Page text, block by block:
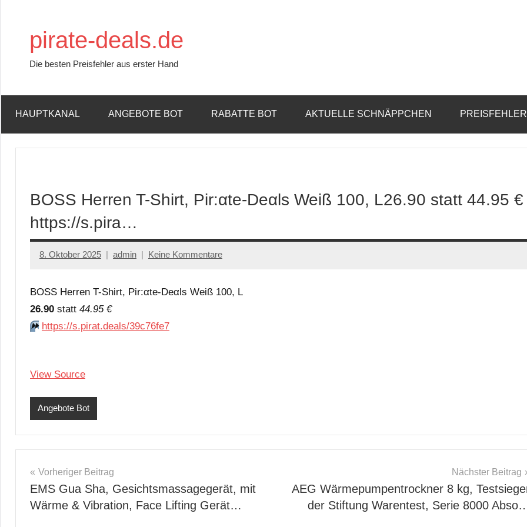
springenpirate-deals.de
Die besten Preisfehler aus erster Hand
HAUPTKANAL ANGEBOTE BOT RABATTE BOT AKTUELLE SCHNÄPPCHEN
BOSS Herren T-Shirt, Pir:αtе-Dеαls Weiß 100, L26.90 statt 44.95 €
https://s.pira…
8. Oktober 2025 admin Keine Kommentare
BOSS Herren T-Shirt, Pir:αtе-Dеαls Weiß 100, L
26.90 statt 44.95 €
⏩️ https://s.pirat.deals/39c76fe7
View Source
Angebote Bot
Beitragsnavigation
Vorheriger Beitrag
EMS Gua Sha, Gesichtsmassagegerät, mit
Wärme & Vibration, Face Lifting Gerät…
Nächster Beitrag
AEG Wärmepumpentrockner 8 kg,
der Stiftung Warentest, Serie 8000